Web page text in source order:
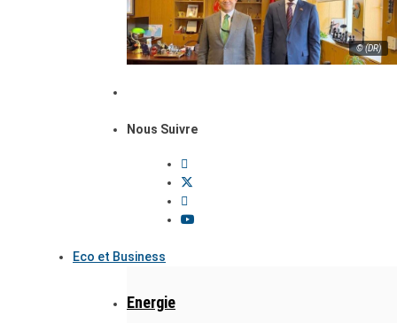
© (DR)
Nous Suivre
Eco et Business
Energie